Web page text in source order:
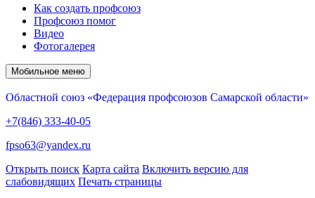
Как создать профсоюз
Профсоюз помог
Видео
Фотогалерея
Мобильное меню
Областной союз «Федерация профсоюзов Самарской области»
+7(846) 333-40-05
fpso63@yandex.ru
Открыть поиск Карта сайта Включить версию для
слабовидящих Печать страницы